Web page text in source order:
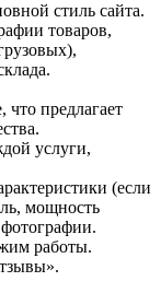
стиль сайта.
товаров,
что предлагает
услуги,
(если
мощность
фотографии.
работы.